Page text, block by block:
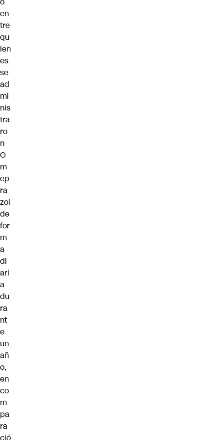
en
tre
qu
ien
es
se
ad
mi
nis
tra
ro
n
O
m
ep
ra
zol
de
for
m
a
di
ari
a
du
ra
nt
e
un
añ
o,
en
co
m
pa
ra
ció